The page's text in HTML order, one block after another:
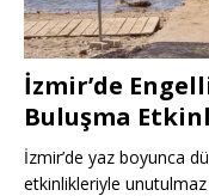
İzmir’de
Buluşma
İzmir’de yaz boyunca
etkinlikleriyle